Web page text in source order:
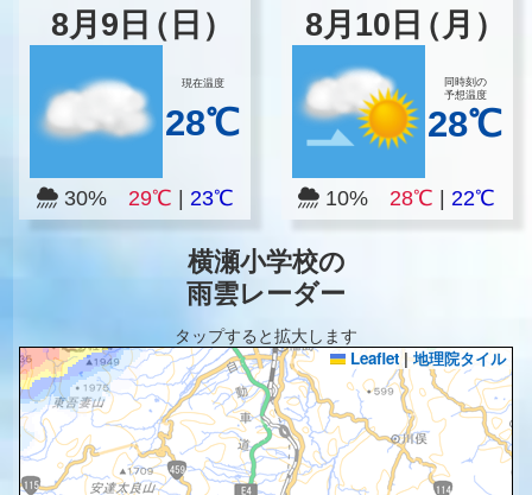
8月 9 日（日）
現在温度
28℃
30% 29℃ 23℃
8月 10 日（月）
同時刻の
予想温度
28℃
10%28℃ |22℃
横瀬小学校の
雨雲レーダー
タップすると拡大します
Leaflet | 地理院タイル